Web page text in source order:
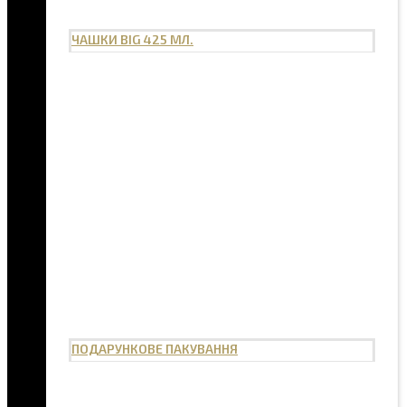
ЧАШКИ BIG 425 МЛ.
ПОДАРУНКОВЕ ПАКУВАННЯ